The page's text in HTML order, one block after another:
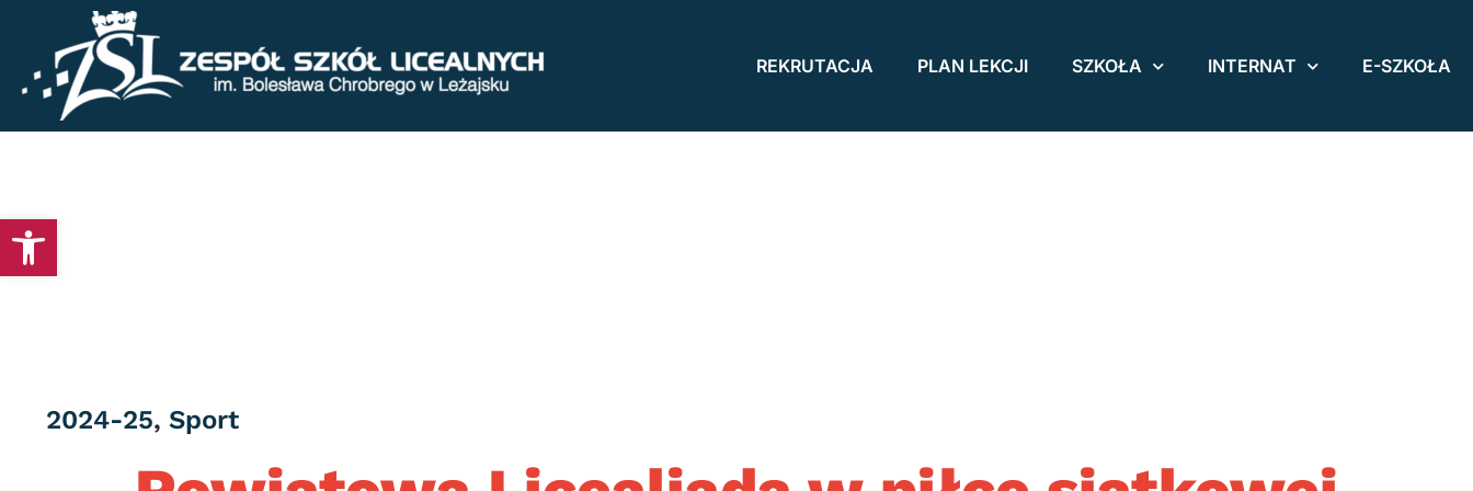
Otwórz pasek narzędzi
REKRUTACJA PLAN LEKCJI SZKOŁA INTERNAT E-SZKOŁA
Category
2024-25, Sport